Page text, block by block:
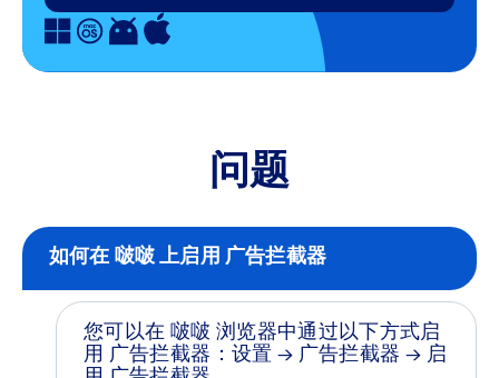
问题
如何在 啵啵 上启用 广告拦截器
您可以在 啵啵 浏览器中通过以下方式启
用 广告拦截器：设置 → 广告拦截器 → 启